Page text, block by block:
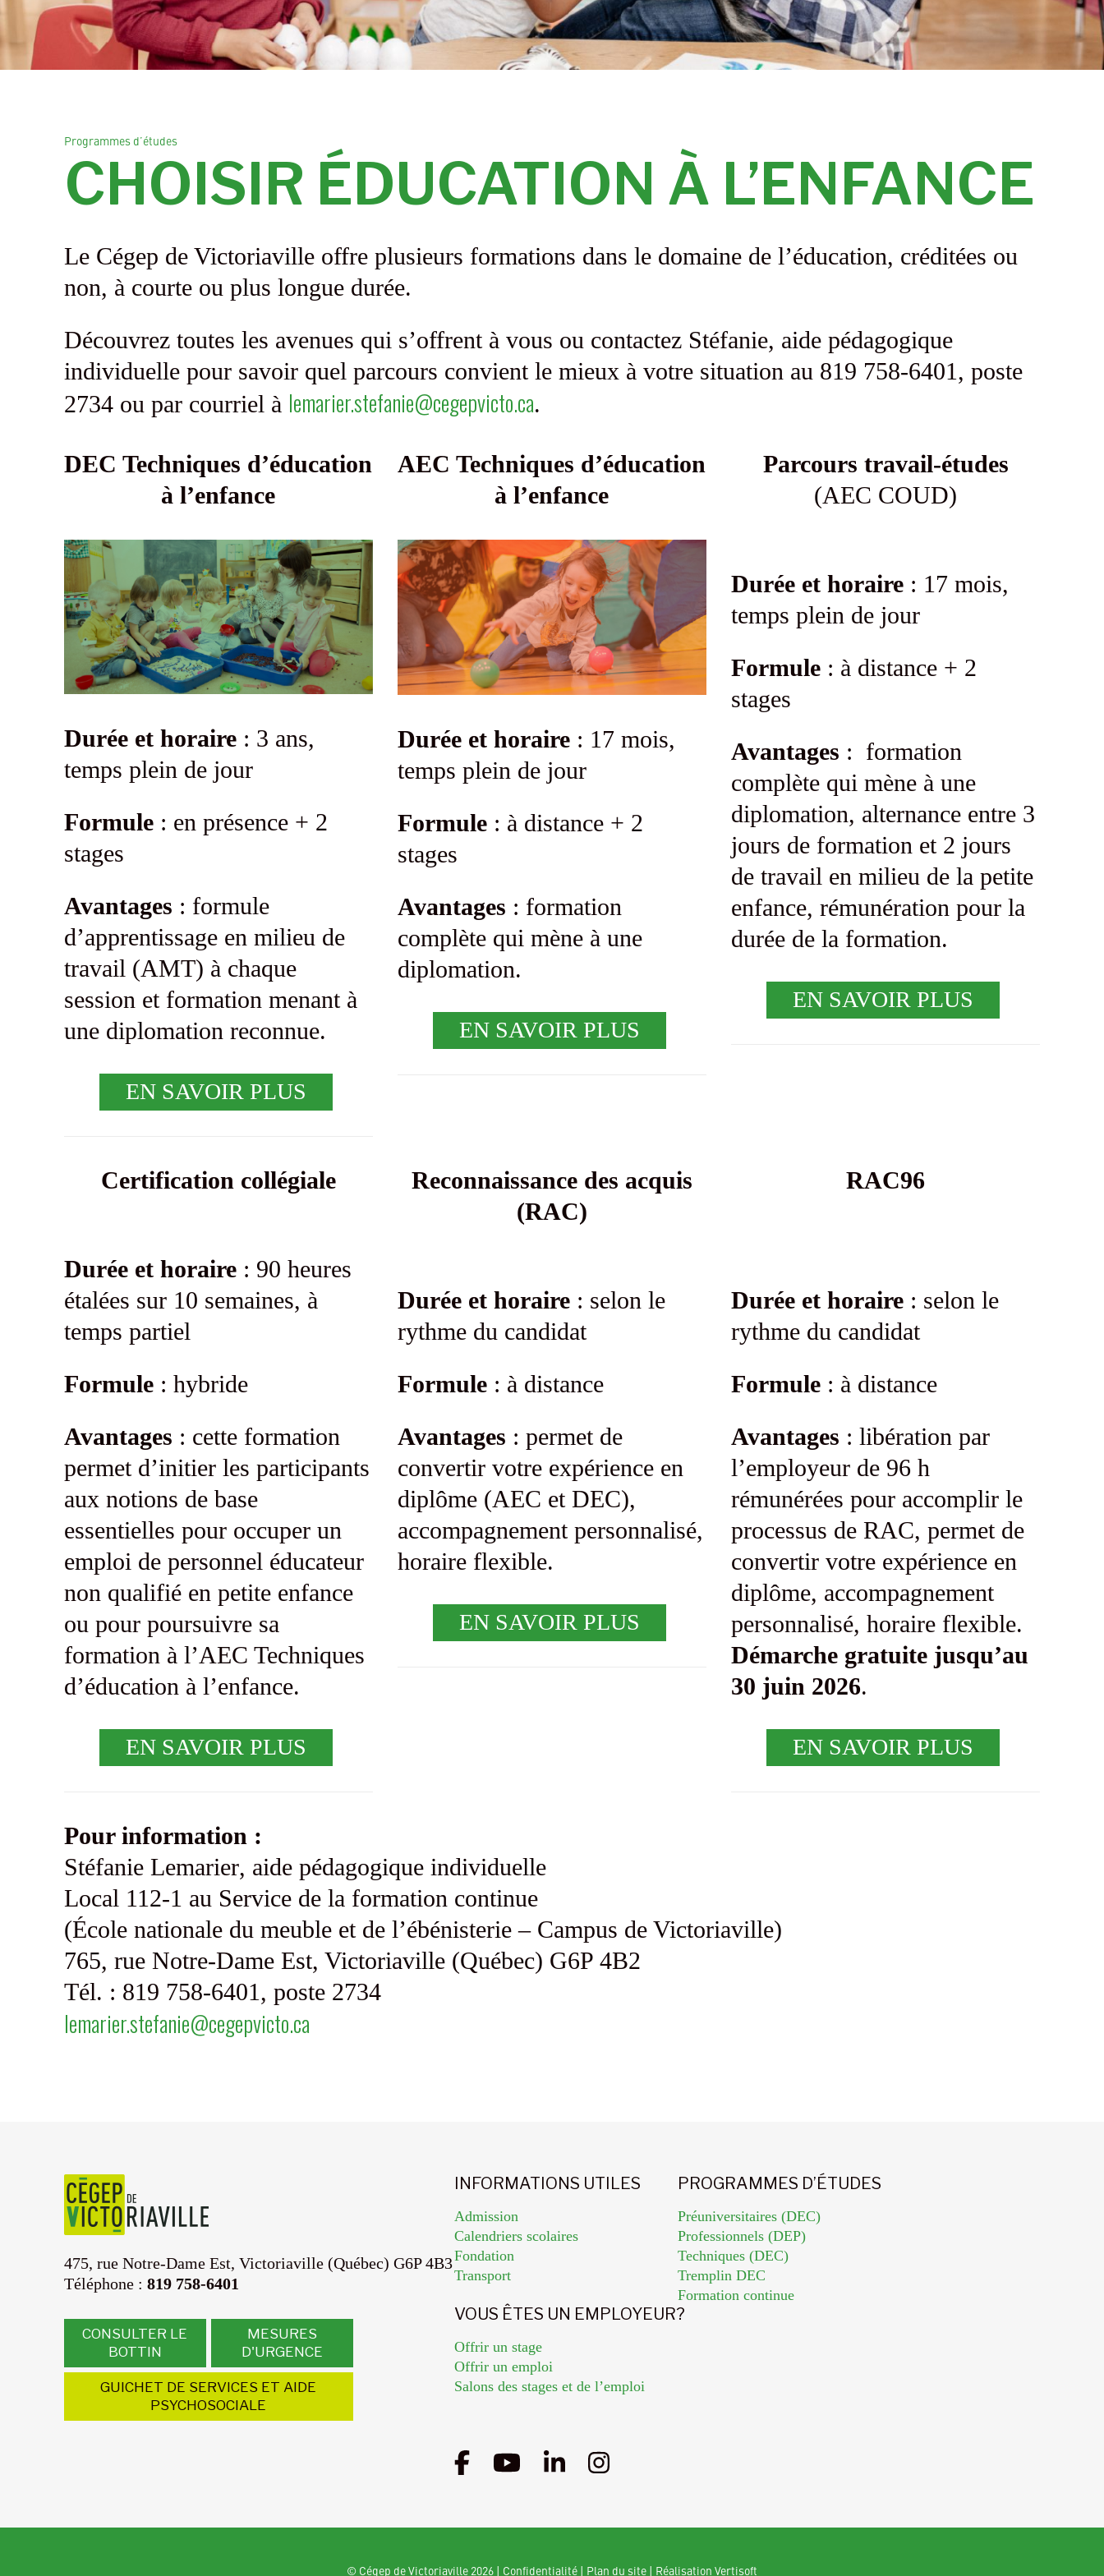
Programmes d’études
CHOISIR ÉDUCATION À L’ENFANCE
Le Cégep de Victoriaville offre plusieurs formations dans le domaine de l’éducation, créditées ou
non, à courte ou plus longue durée.
Découvrez toutes les avenues qui s’offrent à vous ou contactez Stéfanie, aide pédagogique
individuelle pour savoir quel parcours convient le mieux à votre situation au 819 758-6401, poste
2734 ou par courriel à lemarier.stefanie@cegepvicto.ca.
DEC Techniques d’éducation
à l’enfance
Durée et horaire: 3 ans,
temps plein de jour
Formule : en présence + 2
stages
Avantages : formule
d’apprentissage en milieu de
travail (AMT) à chaque
session et formation menant à
une diplomation reconnue.
EN SAVOIR PLUS
AEC Techniques d’éducation
à l’enfance
Durée et horaire: 17 mois,
temps plein de jour
Formule : à distance + 2
stages
Avantages : formation
complète qui mène à une
diplomation.
EN SAVOIR PLUS
Parcours travail-études
(AEC COUD)
Durée et horaire : 17 mois,
temps plein de jour
Formule : à distance + 2
stages
Avantages : formation
complète qui mène à une
diplomation, alternance entre 3
jours de formation et 2 jours
de travail en milieu de la petite
enfance, rémunération pour la
durée de la formation.
EN SAVOIR PLUS
Certification collégiale
Durée et horaire: 90 heures
étalées sur 10 semaines, à
temps partiel
Formule : hybride
Avantages : cette formation
permet d’initier les participants
aux notions de base
essentielles pour occuper un
emploi de personnel éducateur
non qualifié en petite enfance
ou pour poursuivre sa
formation à l’AEC Techniques
d’éducation à l’enfance.
EN SAVOIR PLUS
Reconnaissance des acquis
(RAC)
Durée et horaire: selon le
rythme du candidat
Formule : à distance
Avantages : permet de
convertir votre expérience en
diplôme (AEC et DEC),
accompagnement personnalisé,
horaire flexible.
EN SAVOIR PLUS
RAC96
Durée et horaire : selon le
rythme du candidat
Formule : à distance
Avantages : libération par
l’employeur de 96 h
rémunérées pour accomplir le
processus de RAC, permet de
convertir votre expérience en
diplôme, accompagnement
personnalisé, horaire flexible.
Démarche gratuite jusqu’au
30 juin 2026.
EN SAVOIR PLUS
Pour information :
Stéfanie Lemarier, aide pédagogique individuelle
Local 112-1 au Service de la formation continue
(École nationale du meuble et de l’ébénisterie – Campus de Victoriaville)
765, rue Notre-Dame Est, Victoriaville (Québec) G6P 4B2
Tél. : 819 758-6401, poste 2734
lemarier.stefanie@cegepvicto.ca
475, rue Notre-Dame Est, Victoriaville (Québec) G6P 4B3
Téléphone : 819 758-6401
CONSULTER LE
BOTTIN
MESURES
D'URGENCE
GUICHET DE SERVICES ET AIDE
PSYCHOSOCIALE
INFORMATIONS UTILES
Admission
Calendriers scolaires
Fondation
Transport
PROGRAMMES D’ÉTUDES
Préuniversitaires (DEC)
Professionnels (DEP)
Techniques (DEC)
Tremplin DEC
Formation continue
VOUS ÊTES UN EMPLOYEUR?
Offrir un stage
Offrir un emploi
Salons des stages et de l’emploi
© Cégep de Victoriaville 2026 | Confidentialité | Plan du site | Réalisation Vertisoft